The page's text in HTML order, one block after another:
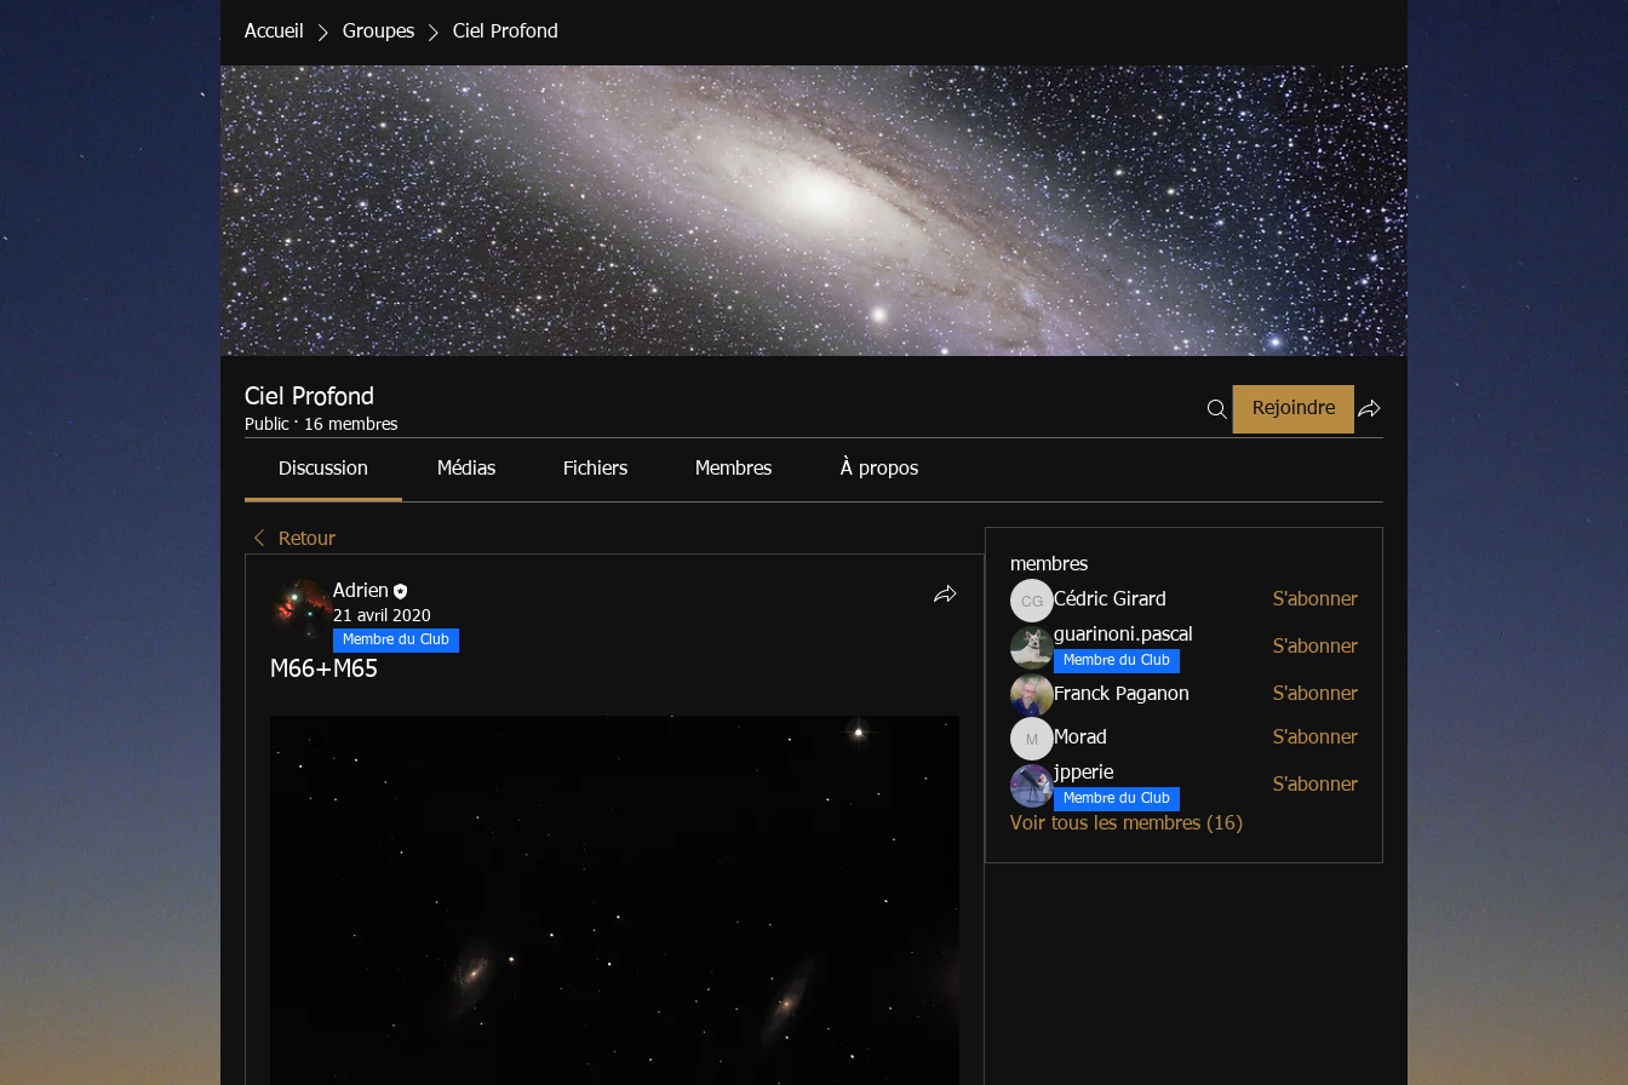
Accueil Groupes Ciel Profond
Ciel Profond
Public · 16 membres
Rejoindre
Discussion Médias Fichiers Membres À propos
Retour
Adrien
21 avril 2020
Membre du Club
M66+M65
membres
Cédric Girard
Cédric Girard
S'abonner
guarinoni.pascal
Membre du Club
S'abonner
Franck Paganon S'abonner
Morad
Morad
S'abonner
jpperie
Membre du Club
S'abonner
Voir tous les membres (16)